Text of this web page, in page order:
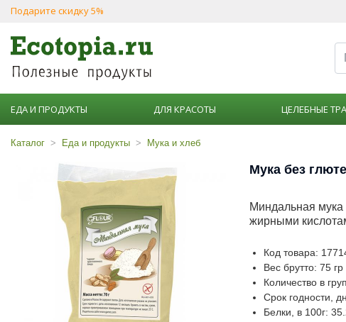
Подарите скидку 5%
ЕДА И ПРОДУКТЫ ДЛЯ КРАСОТЫ ЦЕЛЕБНЫЕ
Каталог Еда и продукты Мука и хлеб
Мука без
Миндальная
жирными
Код товара:
Вес брутто: 75 гр
Количество в
Срок годности,
Белки, в 100г: